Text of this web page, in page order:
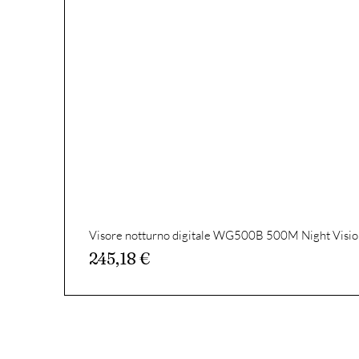
Visore notturno digitale WG500B 500M Night
Prezzo
245,18 €